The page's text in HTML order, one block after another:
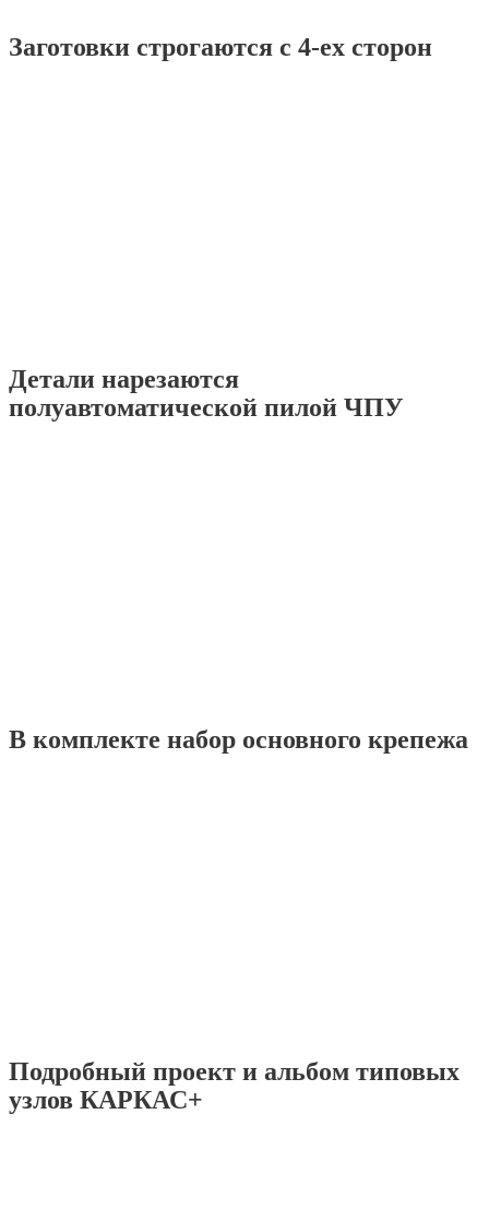
Заготовки строгаются с 4-ех сторон
Детали нарезаются
полуавтоматической пилой ЧПУ
В комплекте набор основного крепежа
Подробный проект и альбом типовых
узлов КАРКАС+